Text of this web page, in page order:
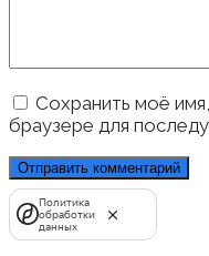
Сохранить моё
браузере для
Политика
обработки
данных